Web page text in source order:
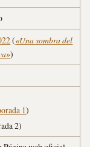
(«Una sombra del
)
1)
2)